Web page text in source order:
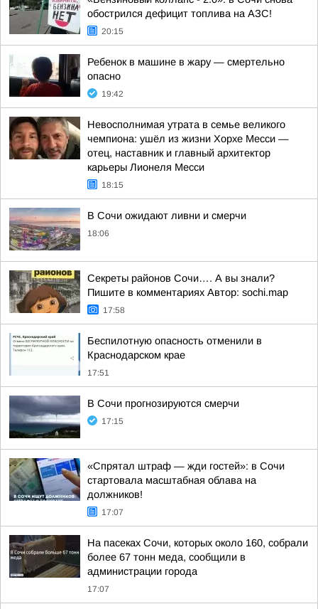
обострился дефицит топлива на АЗС!
20:15
Ребенок в машине в жару — смертельно
опасно
19:42
Невосполнимая утрата в семье великого
чемпиона: ушёл из жизни Хорхе Месси —
отец, наставник и главный архитектор
карьеры Лионеля Месси
18:15
В Сочи ожидают ливни и смерчи
18:06
Секреты районов Сочи…. А вы знали?
Пишите в комментариях Автор: sochi.map
17:58
Беспилотную опасность отменили в
Краснодарском крае
17:51
В Сочи прогнозируются смерчи
17:15
«Спрятал штраф — жди гостей»: в Сочи
стартовала масштабная облава на
должников!
17:07
На пасеках Сочи, которых около 160, собрали
более 67 тонн меда, сообщили в
администрации города
17:07